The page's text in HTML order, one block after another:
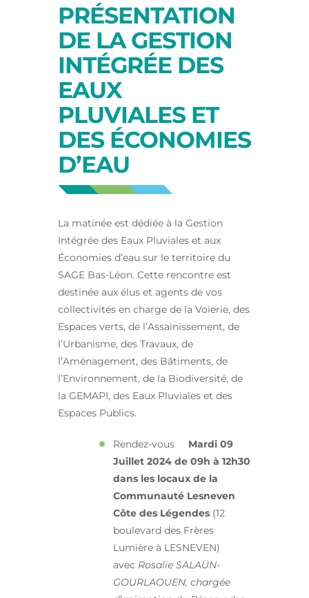
PRÉSENTATION
DE LA GESTION
INTÉGRÉE DES
EAUX
PLUVIALES ET
DES ÉCONOMIES
D’EAU
La matinée est dédiée à la Gestion
Intégrée des Eaux Pluviales et aux
Économies d’eau sur le territoire du
SAGE Bas-Léon. Cette rencontre est
destinée aux élus et agents de vos
collectivités en charge de la Voierie, des
Espaces verts, de l’Assainissement, de
l’Urbanisme, des Travaux, de
l’Aménagement, des Bâtiments, de
l’Environnement, de la Biodiversité, de
la GEMAPI, des Eaux Pluviales et des
Espaces Publics.
Rendez-vous Mardi 09
Juillet 2024 de 09h à 12h30
dans les locaux de la
Communauté Lesneven
Côte des Légendes (12
boulevard des Frères
Lumière à LESNEVEN)
avec Rosalie SALAÜN-
GOURLAOUEN, chargée